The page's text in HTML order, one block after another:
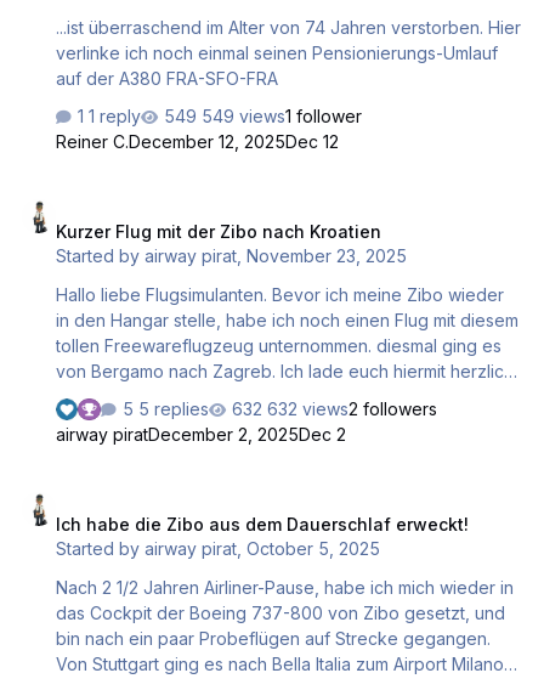
...ist überraschend im Alter von 74 Jahren verstorben. Hier
verlinke ich noch einmal seinen Pensionierungs-Umlauf
auf der A380 FRA-SFO-FRA
1 reply
549 views1 follower
Reiner C.December 12, 2025Dec 12
Kurzer Flug mit der Zibo nach Kroatien
Started byairway pirat ,November 23, 2025
Hallo liebe Flugsimulanten. Bevor ich meine Zibo wieder
in den Hangar stelle, habe ich noch einen Flug mit diesem
tollen Freewareflugzeug unternommen. diesmal ging es
von Bergamo nach Zagreb. Ich lade euch hiermit herzlich
ein am Flug teilzunehmen. Ich hätte noch eine Bitte an
euch. Es wäre nett von euch, wenn ihr das Video über
YouTube ansehen würdet. Kurze Erklärung. Ich verdiene
Nischenprodukt. X-Plane steht im Schatten vom MSFS
und dann noch Videos in deutscher Sprache, da steht
nett, wenn ihr, die Vid…
5 replies 632 views2 followers
airway piratDecember 2, 2025Dec 2
Ich habe die Zibo aus dem Dauerschlaf erweckt!
Started byairway pirat ,October 5, 2025
Nach 2 1/2 Jahren Airliner-Pause, habe ich mich wieder in
das Cockpit der Boeing 737-800 von Zibo gesetzt, und
bin nach ein paar Probeflügen auf Strecke gegangen.
Von Stuttgart ging es nach Bella Italia zum Airport Milano-